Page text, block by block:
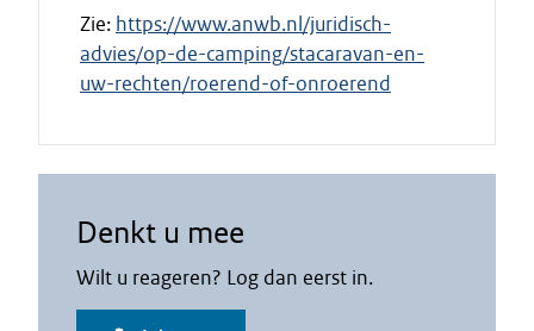
Zie: https://www.anwb.nl/juridisch-
advies/op-de-camping/stacaravan-en-
uw-rechten/roerend-of-onroerend
Denkt u mee
Wilt u reageren? Log dan eerst in.